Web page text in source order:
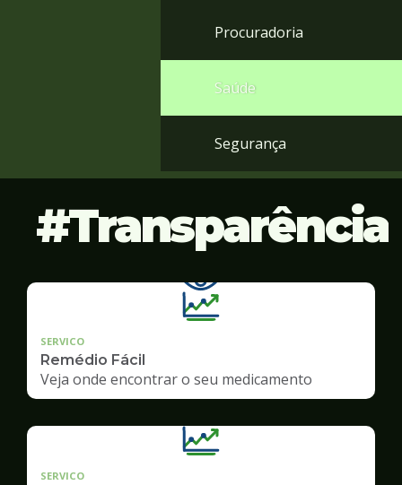
Procuradoria
Saúde
Segurança
Transparência
SERVICO
Remédio Fácil
Veja onde encontrar o seu medicamento
SERVICO